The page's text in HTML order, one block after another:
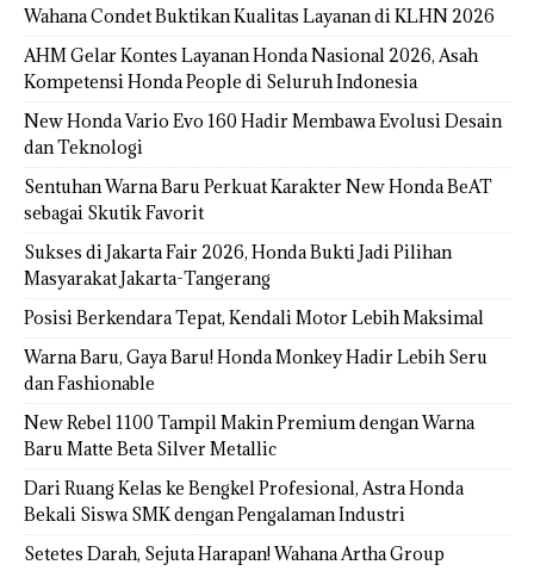
Wahana Condet Buktikan Kualitas Layanan di KLHN 2026
AHM Gelar Kontes Layanan Honda Nasional 2026, Asah
Kompetensi Honda People di Seluruh Indonesia
New Honda Vario Evo 160 Hadir Membawa Evolusi Desain
dan Teknologi
Sentuhan Warna Baru Perkuat Karakter New Honda BeAT
sebagai Skutik Favorit
Sukses di Jakarta Fair 2026, Honda Bukti Jadi Pilihan
Masyarakat Jakarta-Tangerang
Posisi Berkendara Tepat, Kendali Motor Lebih Maksimal
Warna Baru, Gaya Baru! Honda Monkey Hadir Lebih Seru
dan Fashionable
New Rebel 1100 Tampil Makin Premium dengan Warna
Baru Matte Beta Silver Metallic
Dari Ruang Kelas ke Bengkel Profesional, Astra Honda
Bekali Siswa SMK dengan Pengalaman Industri
Setetes Darah, Sejuta Harapan! Wahana Artha Group